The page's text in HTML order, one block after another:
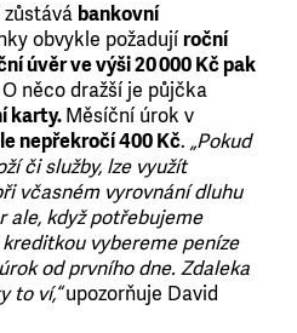
bankovní
obvykle požadujíroční
úvěr ve výši 20 000 Kč pak
něco dražší je půjčka
karty.Měsíční úrok v
nepřekročí 400 Kč. „Pokud
či služby, lze využít
včasném vyrovnání dluhu
ale, když potřebujeme
vybereme peníze
od prvního dne. Zdaleka
to ví,“upozorňuje David